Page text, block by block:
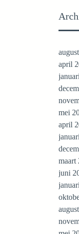
april
mei
april
maart
juni